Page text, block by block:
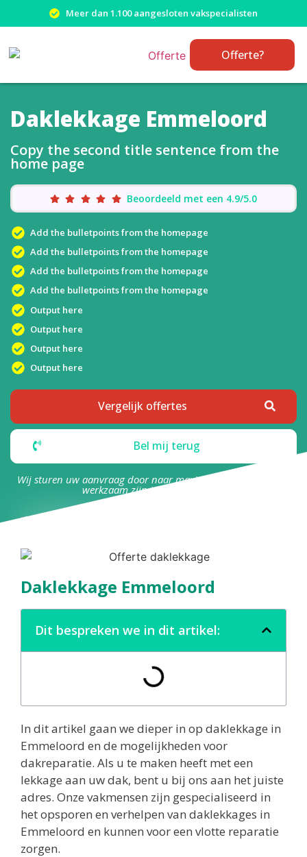
Meer dan 1.100 aangesloten vakspecialisten
Offerte?
Daklekkage Emmeloord
Copy the second title sentence from the
home page
Beoordeeld met een 4.9/5.0
Add the bulletpoints from the homepage
Add the bulletpoints from the homepage
Add the bulletpoints from the homepage
Add the bulletpoints from the homepage
Output here
Output here
Output here
Output here
Vergelijk offertes
Bel mij terug
Wij sturen uw aanvraag door naar maximaal 4 bedrijven die
werkzaam zijn in uw omgeving.
Daklekkage Emmeloord
Dit bespreken we in dit artikel:
In dit artikel gaan we dieper in op daklekkage in
Emmeloord en de mogelijkheden voor
dakreparatie. Als u te maken heeft met een
lekkage aan uw dak, bent u bij ons aan het juiste
adres. Onze vakmensen zijn gespecialiseerd in
het opsporen en verhelpen van daklekkages in
Emmeloord en kunnen voor een vlotte reparatie
zorgen.